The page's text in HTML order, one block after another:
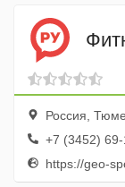
Россия,
+7 (3452) 69-
https://geo-